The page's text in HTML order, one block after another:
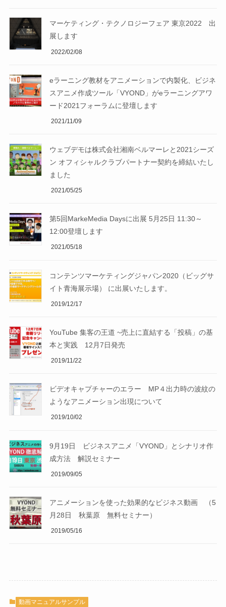
マーケティング・テクノロジーフェア 東京2022 出
展します
2022/02/08
eラーニング教材をアニメーションで内製化、ビジネ
スアニメ作成ツール「VYOND」がeラーニングアワ
ード2021フォーラムに登壇します
2021/11/09
ウェブデモは株式会社湘南ベルマーレと2021シーズ
ン オフィシャルクラブパートナー契約を締結いたし
ました
2021/05/25
第5回MarkeMedia Daysに出展 5月25日 11:30～
12:00登壇します
2021/05/18
コンテンツマーケティングジャパン2020（ビッグサ
イト青海展示場） に出展いたします。
2019/12/17
YouTube 集客の王道 ~売上に直結する「投稿」の基
本と実践 12月7日発売
2019/11/22
ビデオキャプチャーのエラー MP４出力時の波紋の
ようなアニメーション出現について
2019/10/02
9月19日 ビジネスアニメ「VYOND」とシナリオ作
成方法 解説セミナー
2019/09/05
アニメーションを使った効果的なビジネス動画 （5
月28日 秋葉原 無料セミナー）
2019/05/16
動画マニュアルサンプル